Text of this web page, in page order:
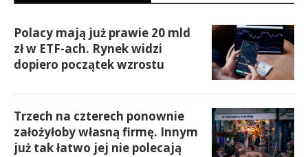
Polacy mają już prawie 20 mld
zł w ETF-ach. Rynek widzi
dopiero początek wzrostu
Trzech na czterech ponownie
założyłoby własną firmę. Innym
już tak łatwo jej nie polecają